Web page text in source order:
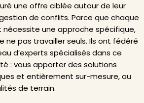
une offre ciblée autour de leur
de conflits. Parce que chaque
une approche spécifique,
ne pas travailler seuls. Ils ont fédéré
d’experts spécialisés dans ce
: vous apporter des solutions
et entièrement sur-mesure, au
de terrain.